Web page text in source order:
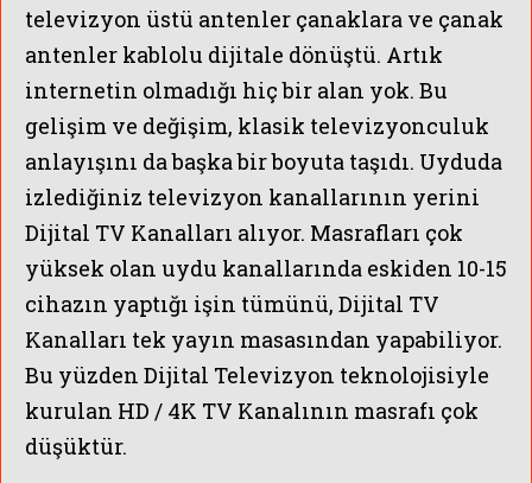
televizyon üstü antenler çanaklara ve çanak
antenler kablolu dijitale dönüştü. Artık
internetin olmadığı hiç bir alan yok. Bu
gelişim ve değişim, klasik televizyonculuk
anlayışını da başka bir boyuta taşıdı. Uyduda
izlediğiniz televizyon kanallarının yerini
Dijital TV Kanalları alıyor. Masrafları çok
yüksek olan uydu kanallarında eskiden 10-15
cihazın yaptığı işin tümünü, Dijital TV
Kanalları tek yayın masasından yapabiliyor.
Bu yüzden Dijital Televizyon teknolojisiyle
kurulan HD / 4K TV Kanalının masrafı çok
düşüktür.